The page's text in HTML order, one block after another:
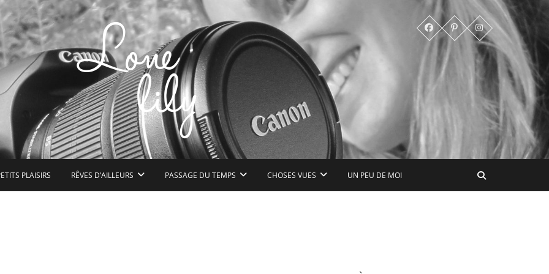
peu de bonheur à l'état pur
PLAISIRS RÊVES D’AILLEURS PASSAGE DU TEMPS CHOSES VUES UN PEU DE MOI